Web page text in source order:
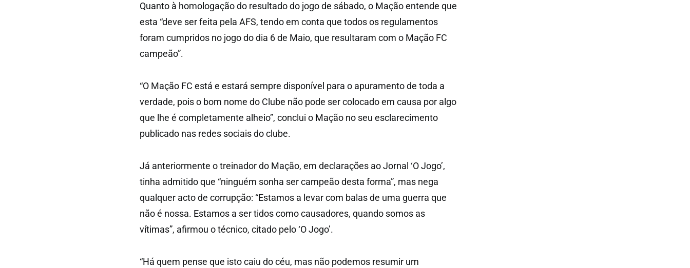
Quanto à homologação do resultado do jogo de sábado, o Mação entende que
esta “deve ser feita pela AFS, tendo em conta que todos os regulamentos
foram cumpridos no jogo do dia 6 de Maio, que resultaram com o Mação FC
campeão”.
“O Mação FC está e estará sempre disponível para o apuramento de toda a
verdade, pois o bom nome do Clube não pode ser colocado em causa por algo
que lhe é completamente alheio”, conclui o Mação no seu esclarecimento
publicado nas redes sociais do clube.
Já anteriormente o treinador do Mação, em declarações ao Jornal ‘O Jogo’,
tinha admitido que “ninguém sonha ser campeão desta forma”, mas nega
qualquer acto de corrupção: “Estamos a levar com balas de uma guerra que
não é nossa. Estamos a ser tidos como causadores, quando somos as
vítimas”, afirmou o técnico, citado pelo ‘O Jogo’.
“Há quem pense que isto caiu do céu, mas não podemos resumir um